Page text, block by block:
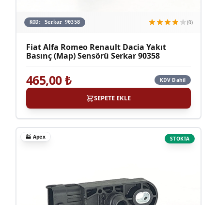
KOD: Serkar 90358 (0)
Fiat Alfa Romeo Renault Dacia Yakıt
Basınç (Map) Sensörü Serkar 90358
465,00₺ KDV Dahil
SEPETE EKLE
STOKTA
🏭Apex